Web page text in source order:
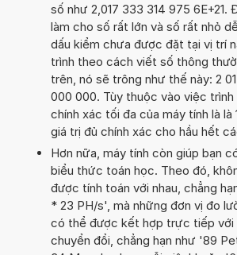
số như 2,017 333 314 975 6E+21.
làm cho số rất lớn và số rất nhỏ
dấu kiểm chưa được đặt tại vị trí
trình theo cách viết số thông
trên, nó sẽ trông như thế này: 2
000 000. Tùy thuộc vào việc
chính xác tối đa của máy tính là
giá trị đủ chính xác cho hầu hết
Hơn nữa, máy tính còn giúp bạn
biểu thức toán học. Theo đó,
được tính toán với nhau, chẳng
* 23 PH/s', mà những đơn vị đo
có thể được kết hợp trực tiếp với
chuyển đổi, chẳng hạn như '89